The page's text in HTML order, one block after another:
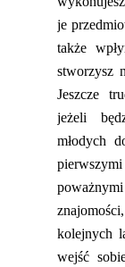
je
także
stworzysz
Jeszcze
jeżeli
młodych
kolejnych
wejść